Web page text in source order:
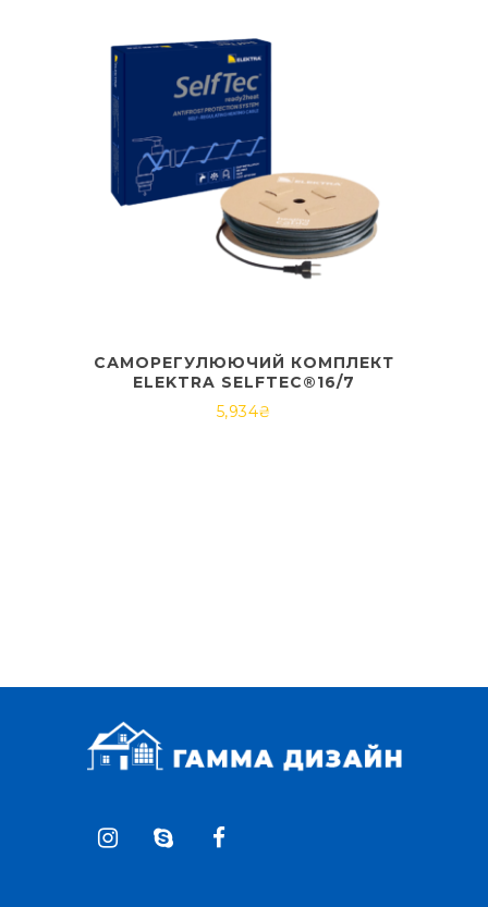
САМОРЕГУЛЮЮЧИЙ КОМПЛЕКТ
ELEKTRA SELFTEC®16/7
5,934₴